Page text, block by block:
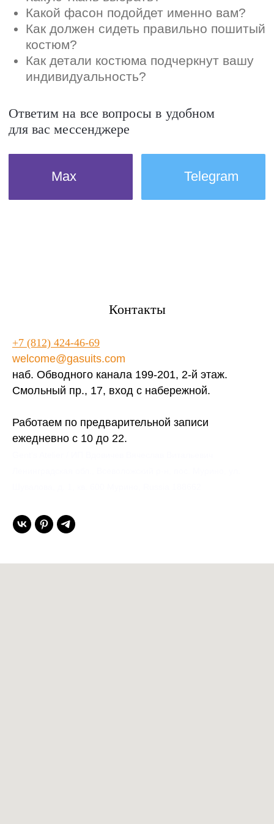
Контакты
+7 (812) 424-46-69
welcome@gasuits.com
наб. Обводного канала 199-201, 2-й этаж.
Смольный пр., 17, вход с набережной.
Работаем по предварительной записи
ежедневно с 10 до 22.